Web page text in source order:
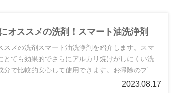
オススメの洗剤！スマート油洗浄剤
スメの洗剤スマート油洗浄剤を紹介します。スマ
とても効果的でさらにアルカリ焼けがしにくい洗
で比較的安心して使用できます。お掃除のプロ
2023.08.17